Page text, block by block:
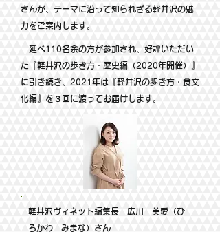
さんが、テーマに沿って知られざる軽井沢の魅
力をご案内します。
延べ110名余の方が参加され、好評いただい
た『軽井沢の歩き方・歴史編（2020年開催）』
に引き続き、2021年は『軽井沢の歩き方・食文
化編』を３回に渡ってお届けします。
軽井沢ヴィネット編集長 広川 美愛（ひ
ろかわ みまな）さん